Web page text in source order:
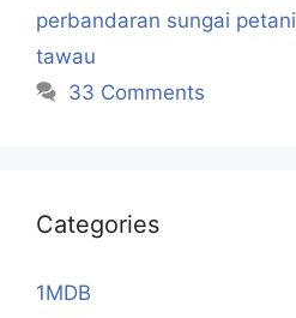
perbandaran sungai petani
tawau
33 Comments
Categories
1MDB